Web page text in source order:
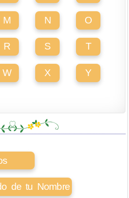
M N O
R S T
W X Y
de tu Nombre